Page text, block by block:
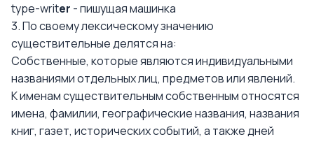
type-writer - пишущая машинка
3. По своему лексическому значению
существительные делятся на:
Собственные, которые являются индивидуальными
названиями отдельных лиц, предметов или явлений.
К именам существительным собственным относятся
имена, фамилии, географические названия, названия
книг, газет, исторических событий, а также дней